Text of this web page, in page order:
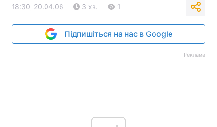
18:30, 20.04.06 3 хв. 1
Підпишіться на нас в Google
Реклама